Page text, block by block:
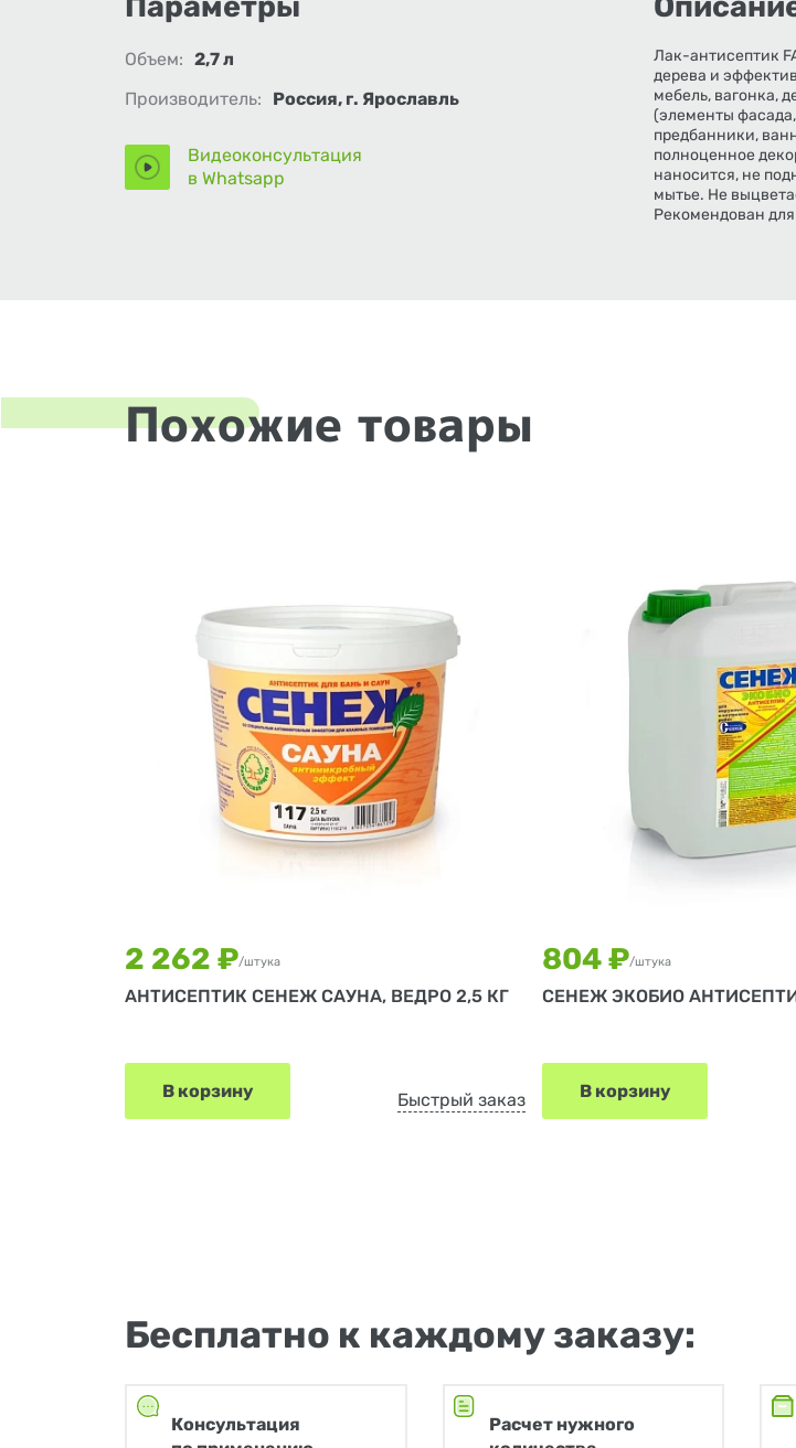
Объем: 2,7 л
Производитель:
Россия, г. Ярославль
Видеоконсультация
в Whatsapp
Лак-антисептик
дерева и
мебель, вагонка,
(элементы
предбанники,
полноценное
наносится, не
мытье. Не
Рекомендован
Похожие товары
2 262 ₽/штука
АНТИСЕПТИК СЕНЕЖ САУНА, ВЕДРО 2,5 КГ
В корзину Быстрый заказ
804 ₽/штука
СЕНЕЖ ЭКОБИО
В корзину
Бесплатно к каждому заказу:
Консультация
Расчет нужного